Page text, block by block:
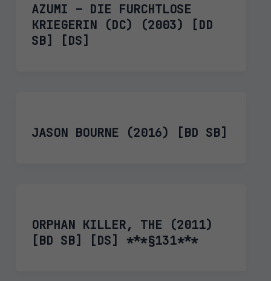
AZUMI – DIE FURCHTLOSE
KRIEGERIN (DC) (2003) [DD
SB] [DS]
JASON BOURNE (2016) [BD SB]
ORPHAN KILLER, THE (2011)
[BD SB] [DS] ***§131***